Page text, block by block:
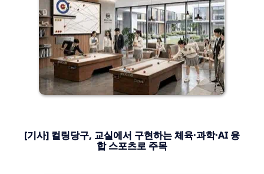
[기사] 컬링당구, 교실에서 구현하는 체육·과학·AI 융
합 스포츠로 주목